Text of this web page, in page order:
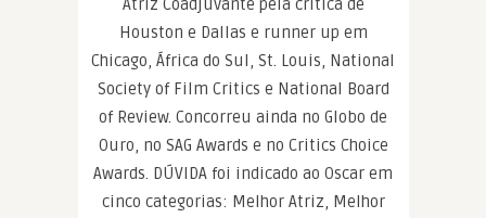
Atriz Coadjuvante pela crítica de
Houston e Dallas e runner up em
Chicago, África do Sul, St. Louis, National
Society of Film Critics e National Board
of Review. Concorreu ainda no Globo de
Ouro, no SAG Awards e no Critics Choice
Awards. DÚVIDA foi indicado ao Oscar em
cinco categorias: Melhor Atriz, Melhor